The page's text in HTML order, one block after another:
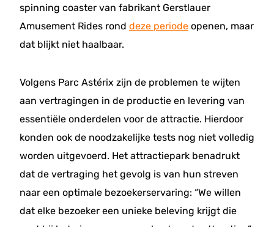
spinning coaster van fabrikant Gerstlauer
Amusement Rides rond deze periode openen, maar
dat blijkt niet haalbaar.
Volgens Parc Astérix zijn de problemen te wijten
aan vertragingen in de productie en levering van
essentiële onderdelen voor de attractie. Hierdoor
konden ook de noodzakelijke tests nog niet volledig
worden uitgevoerd. Het attractiepark benadrukt
dat de vertraging het gevolg is van hun streven
naar een optimale bezoekerservaring: “We willen
dat elke bezoeker een unieke beleving krijgt die